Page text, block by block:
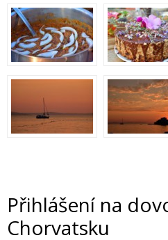
Přihlášení na
Chorvatsku